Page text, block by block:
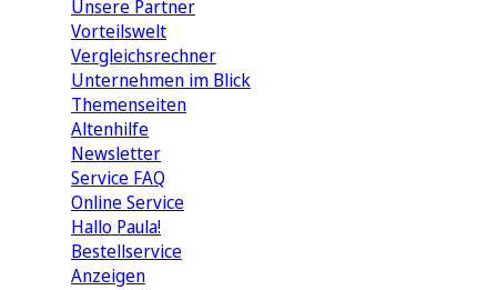
Unsere Partner
Vorteilswelt
Vergleichsrechner
Unternehmen im Blick
Themenseiten
Altenhilfe
Newsletter
Service FAQ
Online Service
Hallo Paula!
Bestellservice
Anzeigen